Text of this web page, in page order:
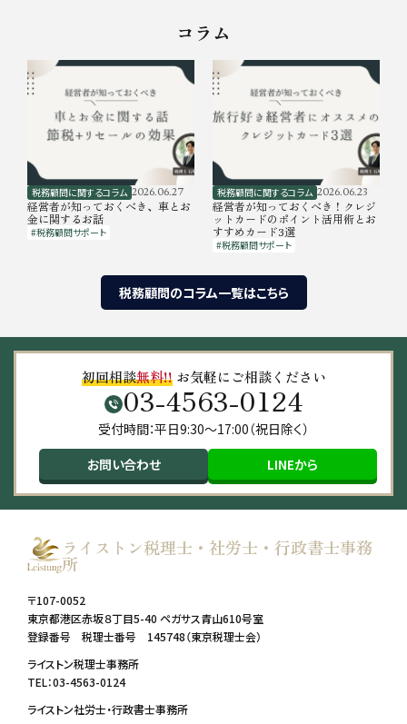
コラム
税務顧問に関するコラム 2026.06.27
経営者が知っておくべき、車とお
金に関するお話
#税務顧問サポート
税務顧問に関するコラム 2026.06.23
経営者が知っておくべき！クレジ
ットカードのポイント活用術とお
すすめカード3選
#税務顧問サポート
税務顧問のコラム一覧はこちら
初回相談無料!!お気軽にご相談ください
03-4563-0124
受付時間：平日9:30～17:00（祝日除く）
お問い合わせ
LINEから
ライストン税理士・社労士・行政書士事務
所
〒107-0052
東京都港区赤坂８丁目5-40 ペガサス青山610号室
登録番号 税理士番号 145748（東京税理士会）
ライストン税理士事務所
TEL：03-4563-0124
ライストン社労士・行政書士事務所